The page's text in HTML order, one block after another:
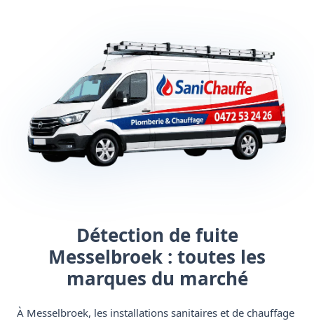
Détection de fuite
Messelbroek : toutes les
marques du marché
À Messelbroek, les installations sanitaires et de chauffage